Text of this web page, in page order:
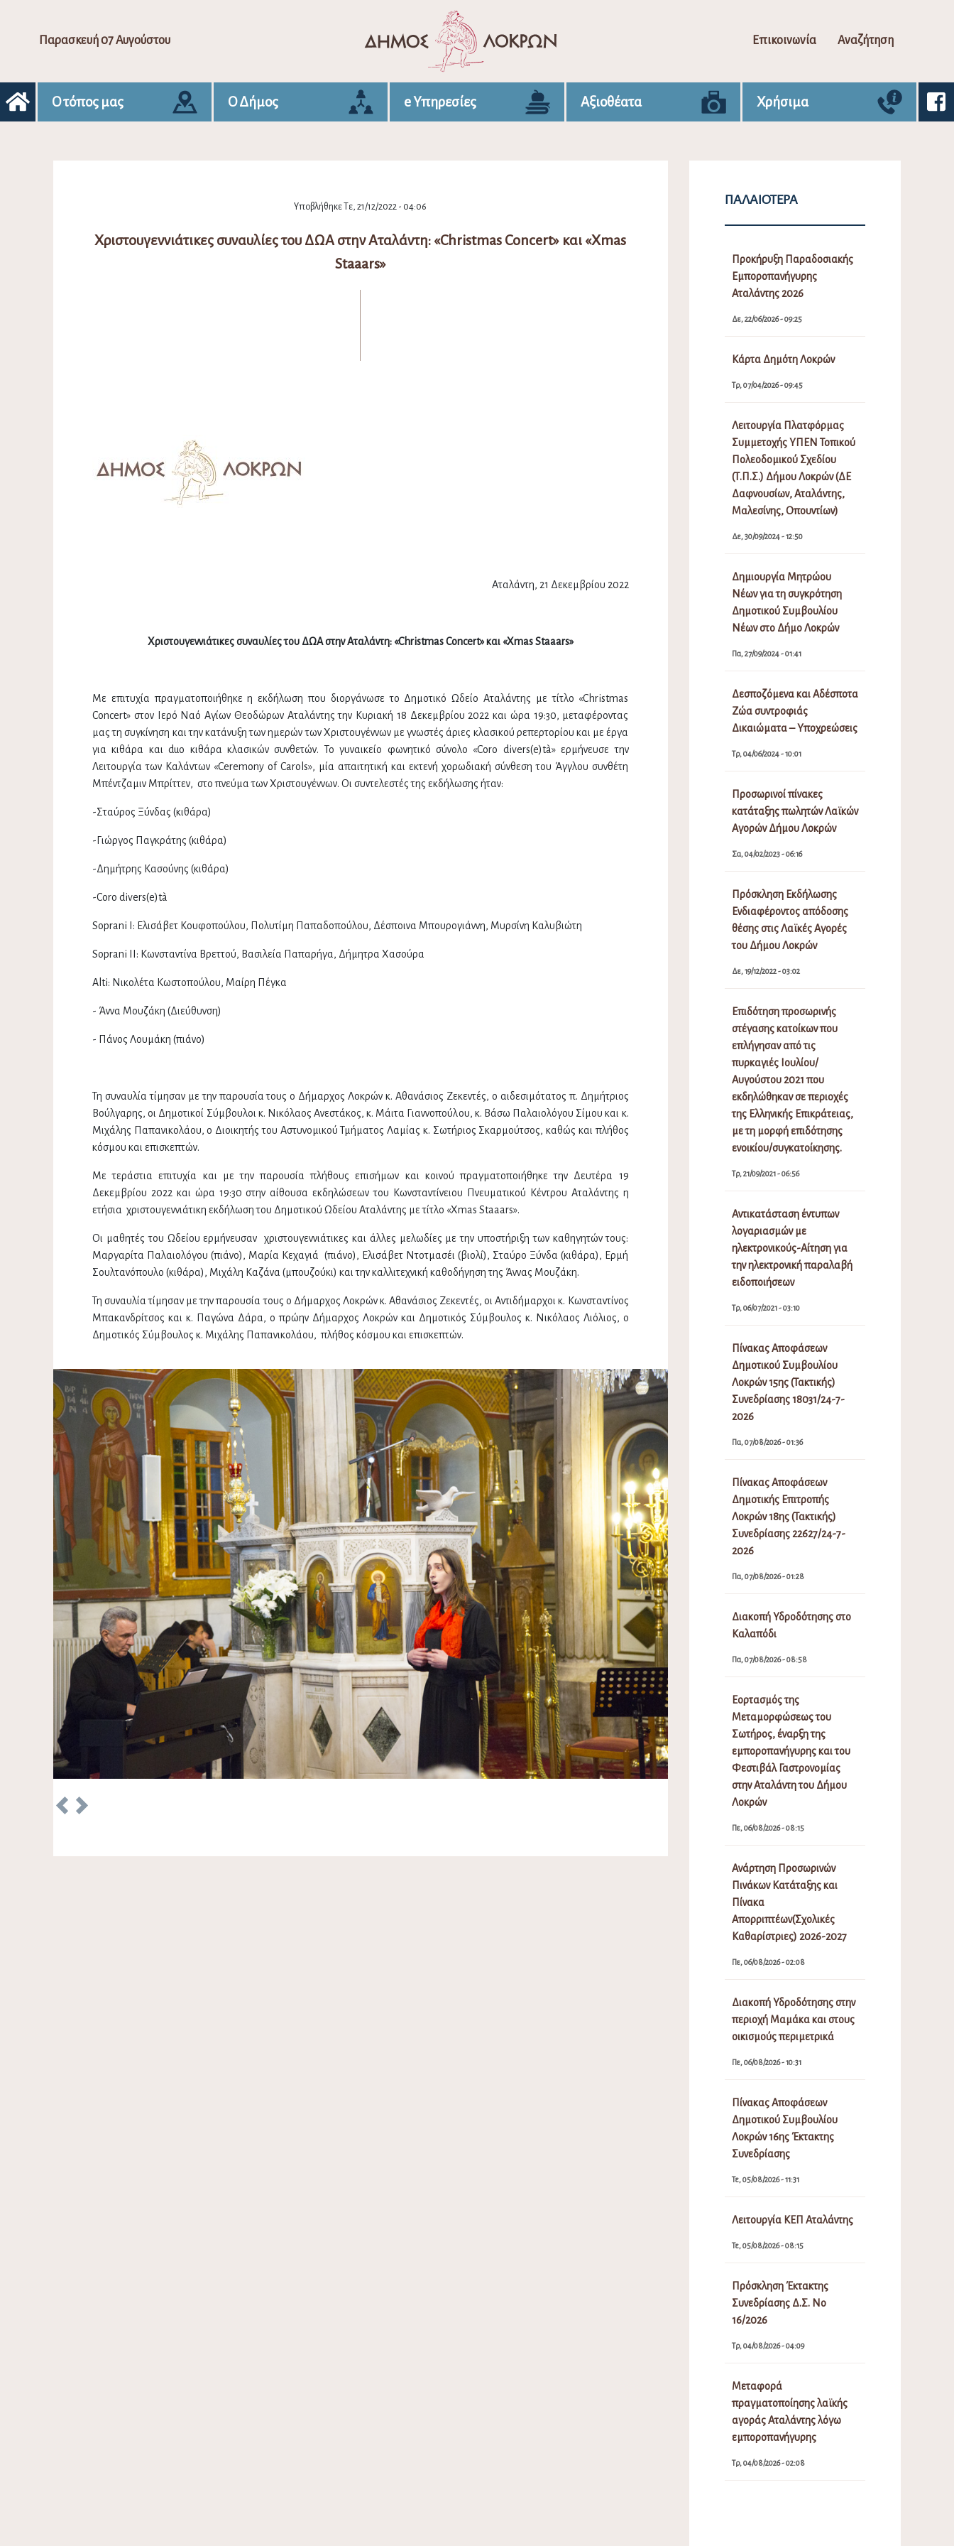
Παρασκευή 07 Αυγούστου Επικοινωνία Αναζήτηση
Ο τόπος μας Ο Δήμος e Υπηρεσίες Αξιοθέατα Χρήσιμα
Υποβλήθηκε Τε, 21/12/2022 - 04:06
Χριστουγεννιάτικες συναυλίες του ΔΩΑ στην Αταλάντη: «Christmas Concert» και «Xmas
Staaars»
Αταλάντη, 21 Δεκεμβρίου 2022
Χριστουγεννιάτικες συναυλίεςτου ΔΩΑ στην Αταλάντη: «Christmas Concert»και«Xmas Staaars»
Με επιτυχία πραγματοποιήθηκε η εκδήλωση που διοργάνωσε το Δημοτικό Ωδείο Αταλάντης με τίτλο «Christmas
Concert» στον Ιερό Ναό Αγίων Θεοδώρων Αταλάντης την Κυριακή 18 Δεκεμβρίου 2022 και ώρα 19:30, μεταφέροντας
μας τη συγκίνηση και την κατάνυξη των ημερών των Χριστουγέννων με γνωστές άριες κλασικού ρεπερτορίου και με έργα
για κιθάρα και duo κιθάρα κλασικών συνθετών. Το γυναικείο φωνητικό σύνολο «Coro divers(e)tà» ερμήνευσε την
Λειτουργία των Καλάντων «Ceremony of Carols», μία απαιτητική και εκτενή χορωδιακή σύνθεση του Άγγλου συνθέτη
Μπέντζαμιν Μπρίττεν, στο πνεύμα των Χριστουγέννων. Οι συντελεστές της εκδήλωσης ήταν:
-Σταύρος Ξύνδας (κιθάρα)
-Γιώργος Παγκράτης (κιθάρα)
-Δημήτρης Κασούνης (κιθάρα)
-Coro divers(e)tà
Soprani I: Ελισάβετ Κουφοπούλου, Πολυτίμη Παπαδοπούλου, Δέσποινα Μπουρογιάννη, Μυρσίνη Καλυβιώτη
Soprani II: Κωνσταντίνα Βρεττού, Βασιλεία Παπαρήγα, Δήμητρα Χασούρα
Alti: Νικολέτα Κωστοπούλου, Μαίρη Πέγκα
- Άννα Μουζάκη (Διεύθυνση)
- Πάνος Λουμάκη (πιάνο)
Τη συναυλία τίμησαν με την παρουσία τους ο Δήμαρχος Λοκρών κ. Αθανάσιος Ζεκεντές, ο αιδεσιμότατος π. Δημήτριος
Βούλγαρης, οι Δημοτικοί Σύμβουλοι κ. Νικόλαος Ανεστάκος, κ. Μάιτα Γιαννοπούλου, κ. Βάσω Παλαιολόγου Σίμου και κ.
Μιχάλης Παπανικολάου, ο Διοικητής του Αστυνομικού Τμήματος Λαμίας κ. Σωτήριος Σκαρμούτσος, καθώς και πλήθος
κόσμου και επισκεπτών.
Με τεράστια επιτυχία και με την παρουσία πλήθους επισήμων και κοινού πραγματοποιήθηκε την Δευτέρα 19
Δεκεμβρίου 2022 και ώρα 19:30 στην αίθουσα εκδηλώσεων του Κωνσταντίνειου Πνευματικού Κέντρου Αταλάντης η
ετήσια χριστουγεννιάτικη εκδήλωση του Δημοτικού Ωδείου Αταλάντης με τίτλο «Xmas Staaars».
Οι μαθητές του Ωδείου ερμήνευσαν χριστουγεννιάτικες και άλλες μελωδίες με την υποστήριξη των καθηγητών τους:
Μαργαρίτα Παλαιολόγου (πιάνο), Μαρία Κεχαγιά (πιάνο), Ελισάβετ Ντοτμασέι (βιολί), Σταύρο Ξύνδα (κιθάρα), Ερμή
Σουλτανόπουλο (κιθάρα), Μιχάλη Καζάνα (μπουζούκι) και την καλλιτεχνική καθοδήγηση της Άννας Μουζάκη.
Τη συναυλία τίμησαν με την παρουσία τους ο Δήμαρχος Λοκρών κ. Αθανάσιος Ζεκεντές, οι Αντιδήμαρχοι κ. Κωνσταντίνος
Μπακανδρίτσος και κ. Παγώνα Δάρα, ο πρώην Δήμαρχος Λοκρών και Δημοτικός Σύμβουλος κ. Νικόλαος Λιόλιος, ο
Δημοτικός Σύμβουλος κ. Μιχάλης Παπανικολάου, πλήθος κόσμου και επισκεπτών.
Previous
ΠΑΛΑΙΌΤΕΡΑ
Προκήρυξη Παραδοσιακής
Εμποροπανήγυρης
Αταλάντης 2026
Δε, 22/06/2026 - 09:25
Κάρτα Δημότη Λοκρών
Τρ, 07/04/2026 - 09:45
Λειτουργία Πλατφόρμας
Συμμετοχής ΥΠΕΝ Τοπικού
Πολεοδομικού Σχεδίου
(Τ.Π.Σ.) Δήμου Λοκρών (ΔΕ
Δαφνουσίων, Αταλάντης,
Μαλεσίνης, Οπουντίων)
Δε, 30/09/2024 - 12:50
Δημιουργία Μητρώου
Νέων για τη συγκρότηση
Δημοτικού Συμβουλίου
Νέων στο Δήμο Λοκρών
Πα, 27/09/2024 - 01:41
Δεσποζόμενα και Αδέσποτα
Ζώα συντροφιάς
Δικαιώματα – Υποχρεώσεις
Τρ, 04/06/2024 - 10:01
Προσωρινοί πίνακες
κατάταξης πωλητών Λαϊκών
Αγορών Δήμου Λοκρών
Σα, 04/02/2023 - 06:16
Πρόσκληση Εκδήλωσης
Ενδιαφέροντος απόδοσης
θέσης στις Λαϊκές Αγορές
του Δήμου Λοκρών
Δε, 19/12/2022 - 03:02
Επιδότηση προσωρινής
στέγασης κατοίκων που
επλήγησαν από τις
πυρκαγιές Ιουλίου/
Αυγούστου 2021 που
εκδηλώθηκαν σε περιοχές
της Ελληνικής Επικράτειας,
με τη μορφή επιδότησης
ενοικίου/συγκατοίκησης.
Τρ, 21/09/2021 - 06:56
Αντικατάσταση έντυπων
λογαριασμών με
ηλεκτρονικούς-Αίτηση για
την ηλεκτρονική παραλαβή
ειδοποιήσεων
Τρ, 06/07/2021 - 03:10
Πίνακας Αποφάσεων
Δημοτικού Συμβουλίου
Λοκρών 15ης (Τακτικής)
Συνεδρίασης 18031/24-7-
2026
Πα, 07/08/2026 - 01:36
Πίνακας Αποφάσεων
Δημοτικής Επιτροπής
Λοκρών 18ης (Τακτικής)
Συνεδρίασης 22627/24-7-
2026
Πα, 07/08/2026 - 01:28
Διακοπή Υδροδότησης στο
Καλαπόδι
Πα, 07/08/2026 - 08:58
Εορτασμός της
Μεταμορφώσεως του
Σωτήρος, έναρξη της
εμποροπανήγυρης και του
Φεστιβάλ Γαστρονομίας
στην Αταλάντη του Δήμου
Λοκρών
Πε, 06/08/2026 - 08:15
Ανάρτηση Προσωρινών
Πινάκων Κατάταξης και
Πίνακα
Απορριπτέων(Σχολικές
Καθαρίστριες) 2026-2027
Πε, 06/08/2026 - 02:08
Διακοπή Υδροδότησης στην
περιοχή Μαμάκα και στους
οικισμούς περιμετρικά
Πε, 06/08/2026 - 10:31
Πίνακας Αποφάσεων
Δημοτικού Συμβουλίου
Λοκρών 16ης Έκτακτης
Συνεδρίασης
Τε, 05/08/2026 - 11:31
Λειτουργία ΚΕΠ Αταλάντης
Τε, 05/08/2026 - 08:15
Πρόσκληση Έκτακτης
Συνεδρίασης Δ.Σ. Νο
16/2026
Τρ, 04/08/2026 - 04:09
Μεταφορά
πραγματοποίησης λαϊκής
αγοράς Αταλάντης λόγω
εμποροπανήγυρης
Τρ, 04/08/2026 - 02:08